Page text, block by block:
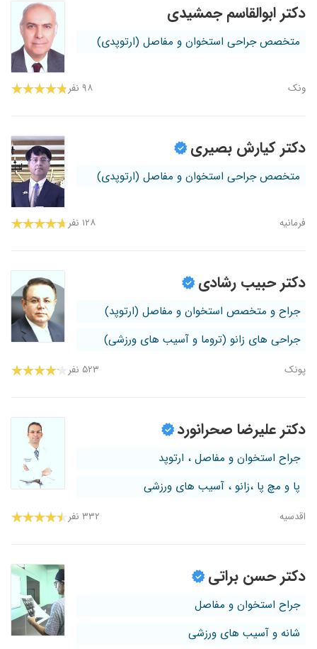
دکتر ابوالقاسم جمشیدی
متخصص جراحی استخوان و مفاصل (ارتوپدی)
ونک ۹۸ نفر
دکتر کیارش بصیری
متخصص جراحی استخوان و مفاصل (ارتوپدی)
فرمانیه ۱۲۸ نفر
دکتر حبیب رشادی
جراح و متخصص استخوان و مفاصل (ارتوپد)
جراحی های زانو (تروما و آسیب های ورزشی)
پونک ۵۲۳ نفر
دکتر علیرضا صحرانورد
جراح استخوان و مفاصل ، ارتوپد
پا و مچ پا ،زانو ، آسیب های ورزشی
اقدسیه ۳۳۲ نفر
دکتر حسن براتی
جراح استخوان و مفاصل
شانه و آسیب های ورزشی